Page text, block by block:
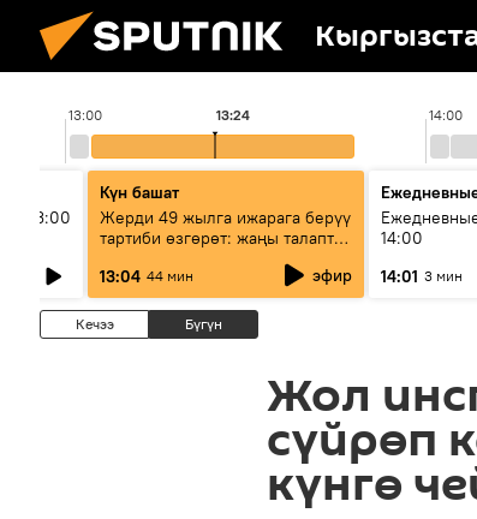
13:00 14:00
13:24
13:00
Күн башат
Жерди 49 жылга ижарага берүү
тартиби өзгөрөт: жаңы талаптар
13:04 44 мин эфир
14:00
14:01 3 мин
Кечээ Бүгүн
Жол
сүйрөп
күнгө